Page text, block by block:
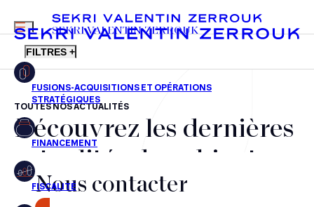
FR EN
MENU
SEKRI VALENTIN ZERROUK
FILTRES +
Fusions-acquisitions et opérations stratégiques
Financement
Fiscalité
TOUTES NOS ACTUALITÉS
Découvrez les dernières
actualités du cabinet,
nos récompenses et nos
Nous contacter